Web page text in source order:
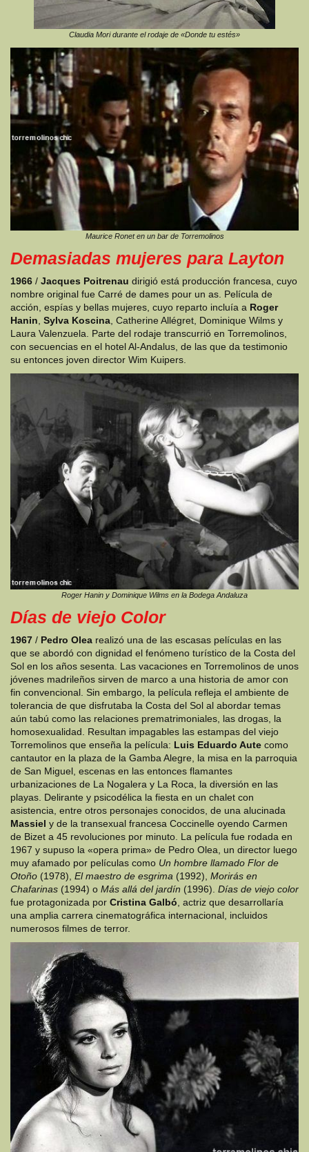
Claudia Mori durante el rodaje de «Donde tu estés»
Maurice Ronet en un bar de Torremolinos
Demasiadas mujeres para Layton
1966 / Jacques Poitrenau dirigió está producción francesa, cuyo
nombre original fue Carré de dames pour un as. Película de
acción, espías y bellas mujeres, cuyo reparto incluía a Roger
Hanin Sylva Koscina , Catherine Allégret, Dominique Wilms y
Laura Valenzuela. Parte del rodaje transcurrió en Torremolinos,
con secuencias en el hotel Al-Andalus, de las que da testimonio
su entonces joven director Wim Kuipers.
Roger Hanin y Dominique Wilms en la Bodega Andaluza
Días de viejo Color
1967 / Pedro Olea realizó una de las escasas películas en las
que se abordó con dignidad el fenómeno turístico de la Costa del
Sol en los años sesenta. Las vacaciones en Torremolinos de unos
jóvenes madrileños sirven de marco a una historia de amor con
fin convencional. Sin embargo, la película refleja el ambiente de
tolerancia de que disfrutaba la Costa del Sol al abordar temas
aún tabú como las relaciones prematrimoniales, las drogas, la
homosexualidad. Resultan impagables las estampas del viejo
Torremolinos que enseña la película: Luis Eduardo Aute como
cantautor en la plaza de la Gamba Alegre, la misa en la parroquia
de San Miguel, escenas en las entonces flamantes
urbanizaciones de La Nogalera y La Roca, la diversión en las
playas. Delirante y psicodélica la fiesta en un chalet con
asistencia, entre otros personajes conocidos, de una alucinada
Massiel y de la transexual francesa Coccinelle oyendo Carmen
de Bizet a 45 revoluciones por minuto. La película fue rodada en
1967 y supuso la «opera prima» de Pedro Olea, un director luego
muy afamado por películas como Un hombre llamado Flor de
Otoño (1978), El maestro de esgrima (1992), Morirás en
Chafarinas (1994) o Más allá del jardín (1996). Días de viejo color
fue protagonizada por Cristina Galbó , actriz que desarrollaría
una amplia carrera cinematográfica internacional, incluidos
numerosos filmes de terror.